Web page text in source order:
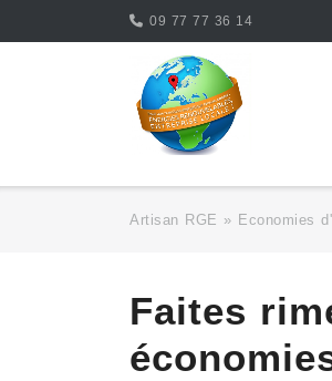
09 77 77 36 14
Artisan RGE » Economies
Faites